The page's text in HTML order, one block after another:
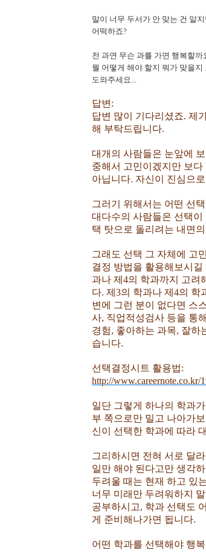
말이 너무 두서가 안 맞는 건 알
어떡하죠?
전 과연 무슨 과를 가면 행복할
뭘 어떻게 해야 할지 뭐가 맞을지
도와주세요...
답변:
답변 많이 기다리셨죠. 제
해 부탁드립니다.
대개의 사람들은 눈앞에
중해서 고민이겠지만 보
아닙니다. 자신이 진심으
그러기 위해서는 어떤 선
대다수의 사람들은 선택
택 탓으로 돌리려는 내면
그래도 선택 그 자체에 고
결정 방법을 활용해보시길
과나 제4의 학과까지 고려
다. 제3의 학과나 제4의
변에 그런 분이 없다면 스
사, 직업적성검사 등을 통
경험, 좋아하는 과목, 잘하
습니다.
선택결정시트 활용법:
http://www.careernote.co.kr/
일단 그렇게 하나의 학과
부 쪽으로만 밀고 나아가
신이 선택한 학과에 따라
그리하시면 전혀 서로 달
일만 해야 된다고만 생각
두려울 때는 현재 하고 있
너무 미래만 두려워하지
공부하시고, 학과 선택도
게 준비해나가면 됩니다.
어떤 학과를 선택해야 행